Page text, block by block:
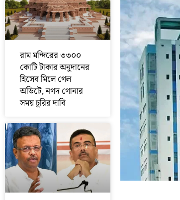
রাম মন্দিরের ৩৩০০
কোটি টাকার অনুদানের
হিসেব মিলে গেল
অডিটে, নগদ গোনার
সময় চুরির দাবি